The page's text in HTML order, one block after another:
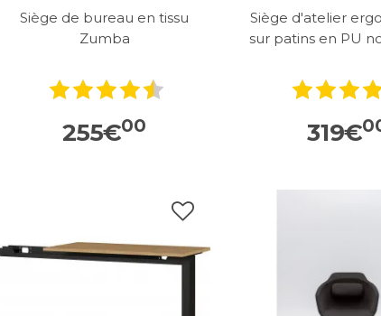
Siège de bureau en tissu
Zumba
255€00
Siège d'atelier
sur patins en PU
319€